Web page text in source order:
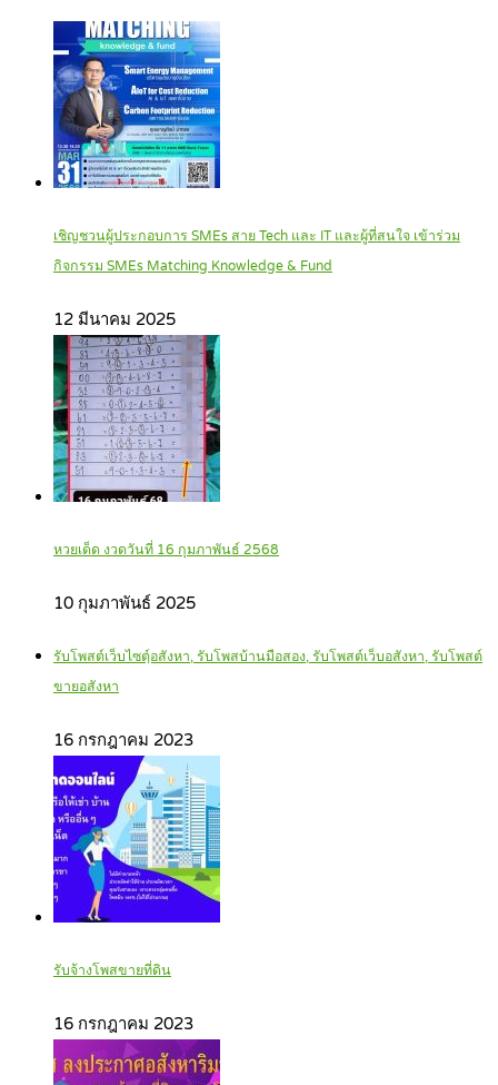
เชิญชวนผู้ประกอบการ SMEs สาย Tech และ IT และผู้ที่สนใจ เข้าร่วม
กิจกรรม SMEs Matching Knowledge & Fund
12 มีนาคม 2025
หวยเด็ด งวดวันที่ 16 กุมภาพันธ์ 2568
10 กุมภาพันธ์ 2025
รับโพสต์เว็บไซตฺ์อสังหา, รับโพสบ้านมือสอง, รับโพสต์เว็บอสังหา, รับโพสต์
ขายอสังหา
16 กรกฎาคม 2023
รับจ้างโพสขายที่ดิน
16 กรกฎาคม 2023